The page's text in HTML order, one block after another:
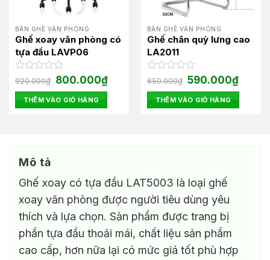
BÀN GHẾ VĂN PHÒNG
Ghế xoay văn phòng có
tựa đầu LAVP06
Được
hạng
0
920.000₫ Giá
gốc
là:
920.000₫.
800.000₫Giá
hiện
tại
800.000₫.
THÊM VÀO GIỎ HÀNG
BÀN GHẾ VĂN PHÒNG
Ghế chân quỳ lưng cao
LA2011
Được
hạng
0
650.000₫ Giá
gốc
là:
650.000₫.
590.000₫Giá
hiện
tại
là:
THÊM VÀO GIỎ HÀNG
Mô tả
Ghế xoay có tựa đầu LAT5003 là loại ghế
xoay văn phòng được người tiêu dùng yêu
thích và lựa chọn. Sản phẩm được trang bị
phần tựa đầu thoải mái, chất liệu sản phẩm
cao cấp, hơn nữa lại có mức giá tốt phù hợp